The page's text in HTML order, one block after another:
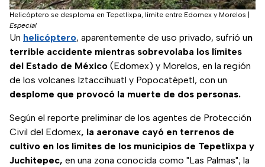
Helicóptero se desploma en Tepetlixpa, límite entre Edomex y Morelos
Especial
Un helicóptero, aparentemente de uso privado, sufrió un
terrible accidente mientras sobrevolaba los límites
del Estado de México (Edomex) y Morelos, en la región
de los volcanes Iztaccíhuatl y Popocatépetl, con un
desplome que provocó la muerte de dos personas.
Según el reporte preliminar de los agentes de Protección
Civil del Edomex, la aeronave cayó en terrenos de
cultivo en los límites de los municipios de Tepetlixpa y
Juchitepec, en una zona conocida como "Las Palmas"; la